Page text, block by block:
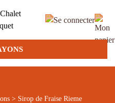
> Sirop de Fraise Rieme